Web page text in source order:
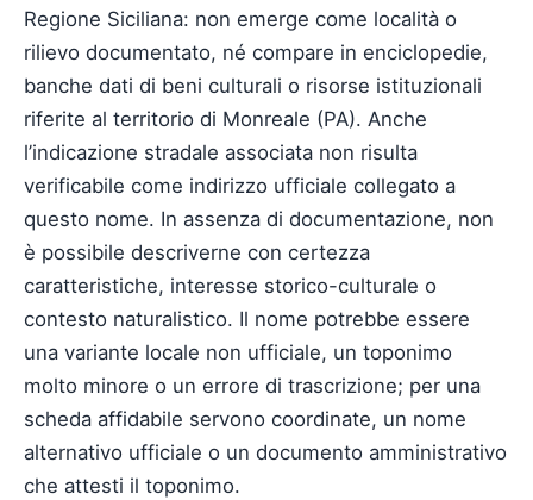
Regione Siciliana: non emerge come località o
rilievo documentato, né compare in enciclopedie,
banche dati di beni culturali o risorse istituzionali
riferite al territorio di Monreale (PA). Anche
l’indicazione stradale associata non risulta
verificabile come indirizzo ufficiale collegato a
questo nome. In assenza di documentazione, non
è possibile descriverne con certezza
caratteristiche, interesse storico-culturale o
contesto naturalistico. Il nome potrebbe essere
una variante locale non ufficiale, un toponimo
molto minore o un errore di trascrizione; per una
scheda affidabile servono coordinate, un nome
alternativo ufficiale o un documento amministrativo
che attesti il toponimo.